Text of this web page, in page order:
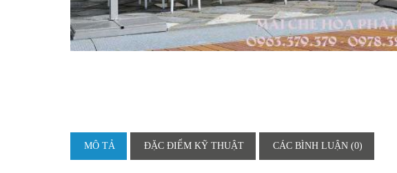
MÔ TẢ ĐẶC ĐIỂM KỸ THUẬT CÁC BÌNH LUẬN (0)